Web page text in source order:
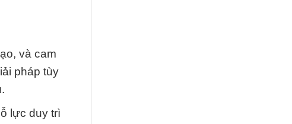
và cam
pháp tùy
lực duy trì